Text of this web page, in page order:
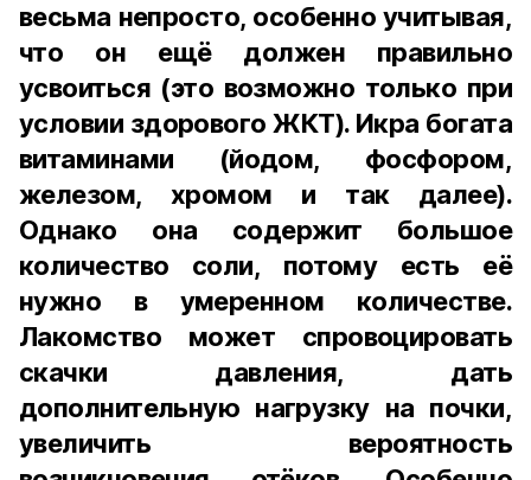
весьма непросто, особенно учитывая,
что он ещё должен правильно
усвоиться (это возможно только при
условии здорового ЖКТ). Икра богата
витаминами (йодом, фосфором,
железом, хромом и так далее).
Однако она содержит большое
количество соли, потому есть её
нужно в умеренном количестве.
Лакомство может спровоцировать
скачки давления, дать
дополнительную нагрузку на почки,
увеличить вероятность